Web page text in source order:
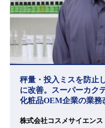
秤量・投入ミスを防止
に改善。スーパーカク
化粧品OEM企業の業務
株式会社コスメサイエンス